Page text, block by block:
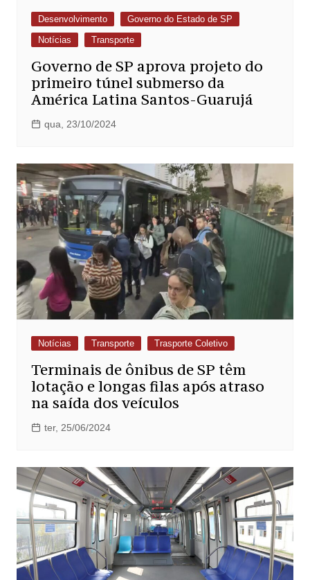
Desenvolvimento
Governo do Estado de SP
Notícias
Transporte
Governo de SP aprova projeto do
primeiro túnel submerso da
América Latina Santos-Guarujá
qua, 23/10/2024
Notícias Transporte Trasporte Coletivo
Terminais de ônibus de SP têm
lotação e longas filas após atraso
na saída dos veículos
ter, 25/06/2024